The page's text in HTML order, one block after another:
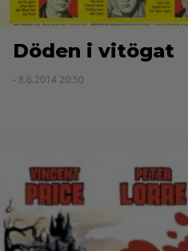
Döden i vitögat
- 8.6.2014 20:50